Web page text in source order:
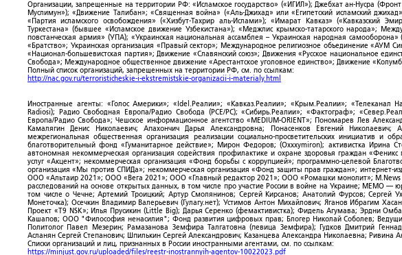
Организации, запрещенные на территории РФ: «Исламское государство» («ИГИЛ»); Джебхат ан-Нусра
Муслимун»); «Движение Талибан»; «Священная война» («Аль-Джихад» или «Египетский исламский
«Партия исламского освобождения» («Хизбут-Тахрир аль-Ислами»); «Имарат Кавказ» («Кавказский
Туркестана» (бывшее «Исламское движение Узбекистана»); «Меджлис крымско-татарского народа»;
повстанческая армия» (УПА); «Украинская национальная ассамблея – Украинская народная
«Братство»; Украинская организация «Правый сектор»; Международное религиозное объединение «АУМ
«Национал-большевистская партия»; Движение «Славянский союз»; Движения «Русское национальное
Свобода»; Международное общественное движение «Арестантское уголовное единство»; Движение
Полный список организаций, запрещенных на территории РФ, см. по ссылкам:
http://nac.gov.ru/terroristicheskie-i-ekstremistskie-organizacii-i-materialy.html
Иностранные агенты: «Голос Америки»; «Idel.Реалии»; «Кавказ.Реалии»; «Крым.Реалии»; «Телеканал
Radiosi); Радио Свободная Европа/Радио Свобода (PCE/PC); «Сибирь.Реалии»; «Фактограф»;
Европа/Радио Свобода»; Чешское информационное агентство «MEDIUM-ORIENT»; Пономарев Лев
Камалягин Денис Николаевич; Апахончич Дарья Александровна; Понасенков Евгений
межрегиональная общественная организация реализации социально-просветительских инициатив и
благотворительный фонд «Гуманитарное действие»; Мирон Федоров; (Oxxxymiron); активистка Ирина
автономная некоммерческая организация содействия профилактике и охране здоровья граждан
услуг «Акцент»; некоммерческая организация «Фонд борьбы с коррупцией»; программно-целевой
организация «Мы против СПИДа»; некоммерческая организация «Фонд защиты прав граждан»; интернет-
ООО «Альтаир 2021»; ООО «Вега 2021»; ООО «Главный редактор 2021»; ООО «Ромашки монолит»;
расследований на основе открытых данных, в том числе про участие России в войне на Украине; МЕМО —
том числе о Чечне; Артемий Троицкий; Артур Смолянинов; Сергей Кирсанов; Анатолий Фурсов;
Монеточка); Осечкин Владимир Валерьевич (Гулагу.нет); Устимов Антон Михайлович; Яганов Ибрагим
Проект «T9 NSK»; Илья Прусикин (Little Big); Дарья Серенко (фемактивистка); Фидель Агумава; Эрдни
Кашапов; ООО "Философия ненасилия"; Фонд развития цифровых прав; Блогер Николай Соболев;
Политолог Павел Мезерин; Рамазанова Земфира Талгатовна (певица Земфира); Гудков Дмитрий
Асланян Сергей Степанович; Шпилькин Сергей Александрович; Казанцева Александра Николаевна; Ривина
Списки организаций и лиц, признанных в России иностранными агентами, см. по ссылкам:
https://minjust.gov.ru/uploaded/files/reestr-inostrannyih-agentov-10022023.pdf